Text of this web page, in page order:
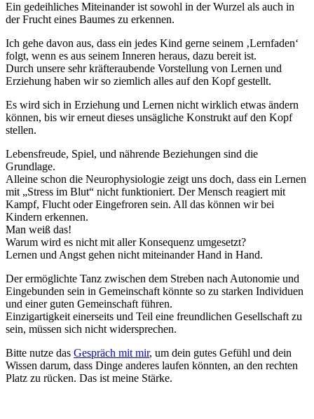
Ein gedeihliches Miteinander ist sowohl in der Wurzel als auch in
der Frucht eines Baumes zu erkennen.
Ich gehe davon aus, dass ein jedes Kind gerne seinem ‚Lernfaden‘
folgt, wenn es aus seinem Inneren heraus, dazu bereit ist.
Durch unsere sehr kräfteraubende Vorstellung von Lernen und
Erziehung haben wir so ziemlich alles auf den Kopf gestellt.
Es wird sich in Erziehung und Lernen nicht wirklich etwas ändern
können, bis wir erneut dieses unsägliche Konstrukt auf den Kopf
stellen.
Lebensfreude, Spiel, und nährende Beziehungen sind die
Grundlage.
Alleine schon die Neurophysiologie zeigt uns doch, dass ein Lernen
mit „Stress im Blut“ nicht funktioniert. Der Mensch reagiert mit
Kampf, Flucht oder Eingefroren sein. All das können wir bei
Kindern erkennen.
Man weiß das!
Warum wird es nicht mit aller Konsequenz umgesetzt?
Lernen und Angst gehen nicht miteinander Hand in Hand.
Der ermöglichte Tanz zwischen dem Streben nach Autonomie und
Eingebunden sein in Gemeinschaft könnte so zu starken Individuen
und einer guten Gemeinschaft führen.
Einzigartigkeit einerseits und Teil eine freundlichen Gesellschaft zu
sein, müssen sich nicht widersprechen.
Bitte nutze das Gespräch mit mir, um dein gutes Gefühl und dein
Wissen darum, dass Dinge anderes laufen könnten, an den rechten
Platz zu rücken. Das ist meine Stärke.